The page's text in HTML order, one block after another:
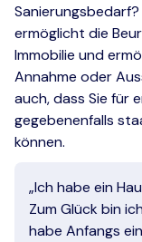
ermöglicht die
Immobilie und
Annahme oder
auch, dass Sie für
gegebenenfalls
können.
„Ich habe ein
Zum Glück bin
habe Anfangs